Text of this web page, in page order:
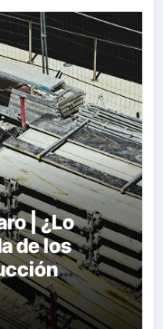
| ¿Lo
de los
en